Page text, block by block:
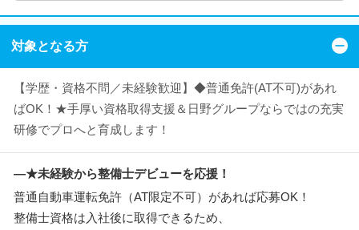
対象となる方
【学歴・資格不問／未経験歓迎】◆普通免許(AT不可)があれ
ばOK！★手厚い資格取得支援＆日野グループならではの充実
研修でプロへと育成します！
―★未経験から整備士デビューを応援！
普通自動車運転免許（AT限定不可）があれば応募OK！
整備士資格は入社後に取得できるため、